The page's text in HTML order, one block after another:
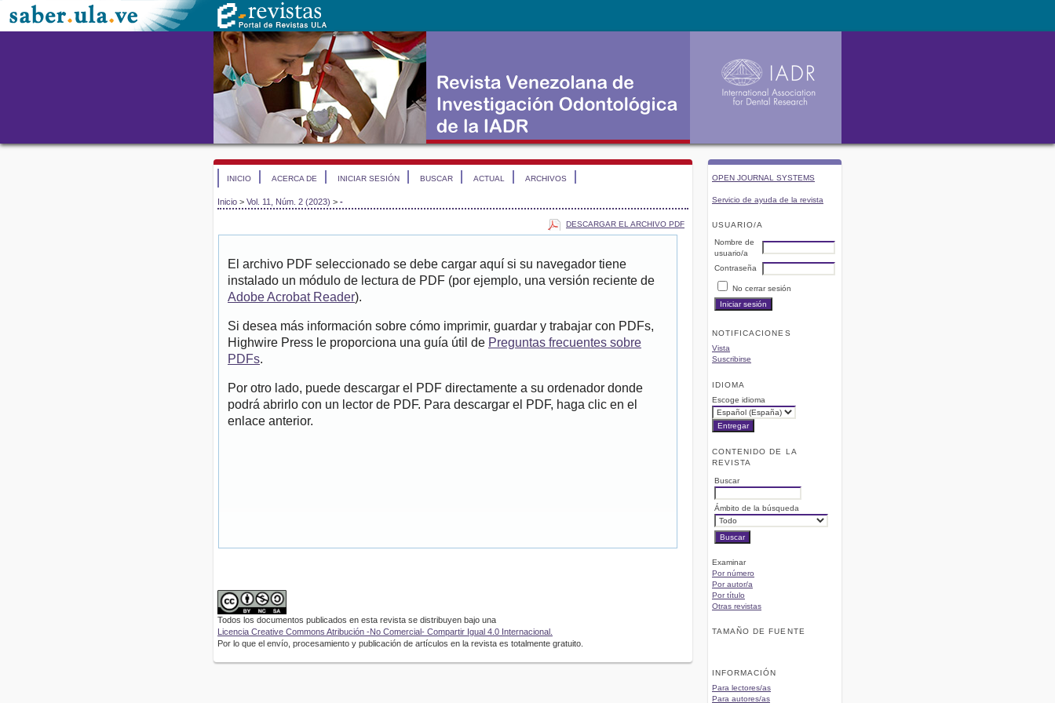
OPEN JOURNAL SYSTEMS
Servicio de ayuda de la revista
USUARIO/A
Nombre de
usuario/a
Contraseña
No cerrar sesión
NOTIFICACIONES
Vista
Suscribirse
IDIOMA
Escoge idioma
CONTENIDO DE LA
REVISTA
Buscar
Ámbito de la búsqueda
Examinar
Por número
Por autor/a
Por título
Otras revistas
TAMAÑO DE FUENTE
INFORMACIÓN
Para lectores/as
Para autores/as
INICIO ACERCA DE INICIAR SESIÓN BUSCAR ACTUAL ARCHIVOS
Inicio > Vol. 11, Núm. 2 (2023) > -
DESCARGAR EL ARCHIVO PDF
El archivo PDF seleccionado se debe cargar aquí si su navegador tiene
instalado un módulo de lectura de PDF (por ejemplo, una versión reciente de
Adobe Acrobat Reader).
Si desea más información sobre cómo imprimir, guardar y trabajar con PDFs,
Highwire Press le proporciona una guía útil de Preguntas frecuentes sobre
PDFs.
Por otro lado, puede descargar el PDF directamente a su ordenador donde
podrá abrirlo con un lector de PDF. Para descargar el PDF, haga clic en el
enlace anterior.
Todos los documentos publicados en esta revista se distribuyen bajo una
Licencia Creative Commons Atribución -No Comercial- Compartir Igual 4.0 Internacional.
Por lo que el envío, procesamiento y publicación de artículos en la revista es totalmente gratuito.